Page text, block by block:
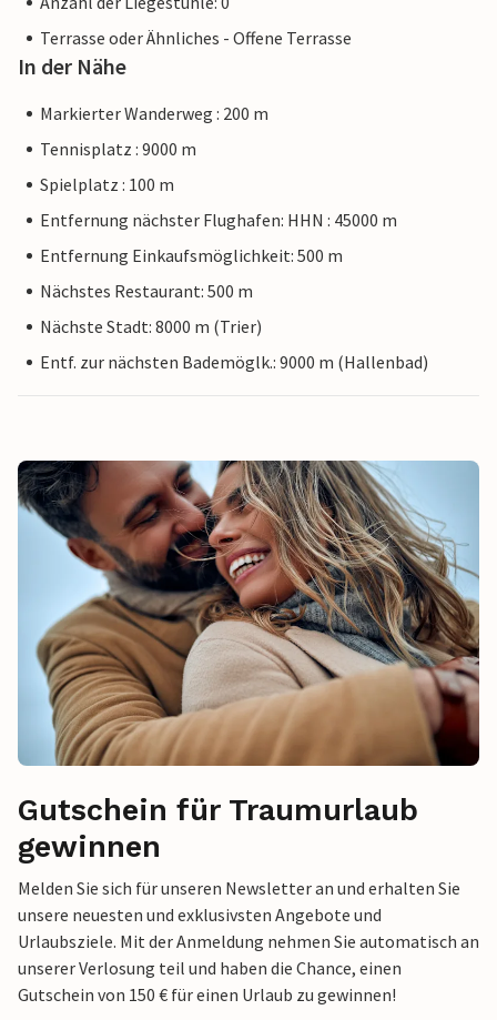
Terrasse oder Ähnliches - Offene Terrasse
In der Nähe
Markierter Wanderweg : 200 m
Tennisplatz : 9000 m
Spielplatz : 100 m
Entfernung nächster Flughafen: HHN : 45000 m
Entfernung Einkaufsmöglichkeit: 500 m
Nächstes Restaurant: 500 m
Nächste Stadt: 8000 m (Trier)
Entf. zur nächsten Bademöglk.: 9000 m (Hallenbad)
Gutschein für Traumurlaub
gewinnen
Melden Sie sich für unseren Newsletter an und erhalten Sie
unsere neuesten und exklusivsten Angebote und
Urlaubsziele. Mit der Anmeldung nehmen Sie automatisch an
unserer Verlosung teil und haben die Chance, einen
Gutschein von 150 € für einen Urlaub zu gewinnen!